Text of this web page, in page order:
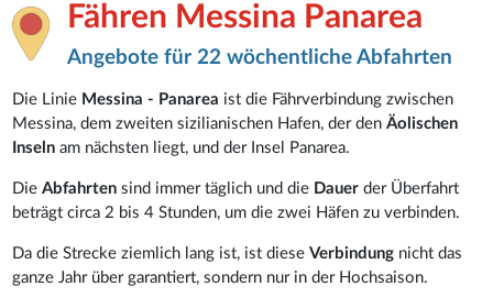
Fähren Messina Panarea
Angebote für 22 wöchentliche Abfahrten
Die Linie Messina - Panarea ist die Fährverbindung zwischen
Messina, dem zweiten sizilianischen Hafen, der denÄolischen
Inseln am nächsten liegt, und der Insel Panarea.
DieAbfahrten sind immer täglich und die Dauer der Überfahrt
beträgt circa 2 bis 4 Stunden, um die zwei Häfen zu verbinden.
Da die Strecke ziemlich lang ist, ist dieseVerbindung nicht das
ganze Jahr über garantiert, sondern nur in der Hochsaison.